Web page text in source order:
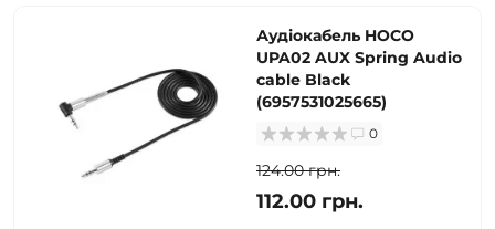
Аудіокабель HOCO
UPA02 AUX Spring Audio
cable Black
(6957531025665)
0
124.00 грн.
112.00 грн.